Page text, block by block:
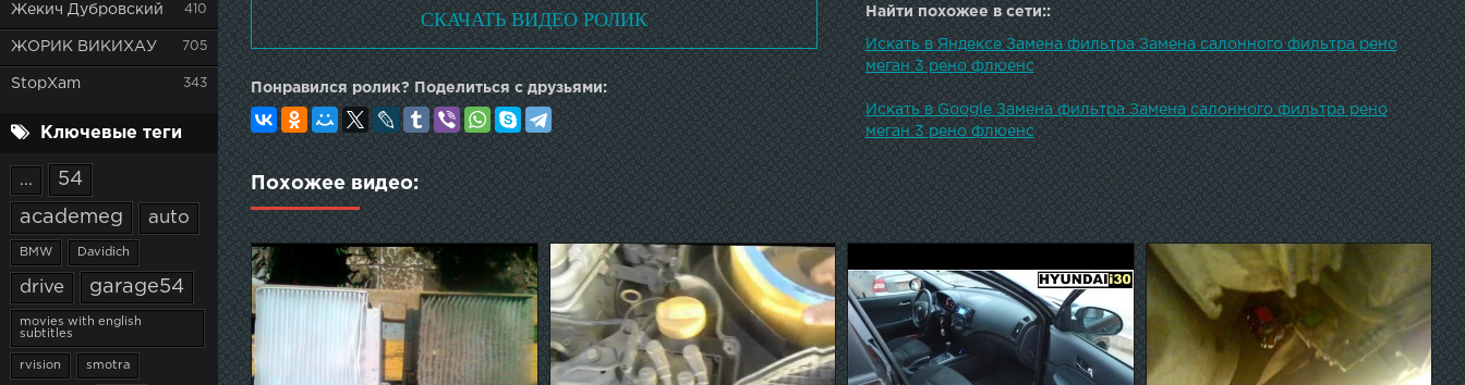
Жекич Дубровский 410
ЖОРИК ВИКИХАУ 705
StopXam 343
Ключевые теги
... 54
academeg auto
BMW Davidich
drive garage54
movies with english
subtitles
rvision smotra
Найти похожее в сети::
Искать в Яндексе Замена фильтра Замена салонного фильтра рено
меган 3 рено флюенс
Искать в Google Замена фильтра Замена салонного фильтра рено
меган 3 рено флюенс
СКАЧАТЬ ВИДЕО РОЛИК
Понравился ролик? Поделиться с друзьями:
Похожее видео: